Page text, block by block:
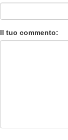
Il tuo commento: